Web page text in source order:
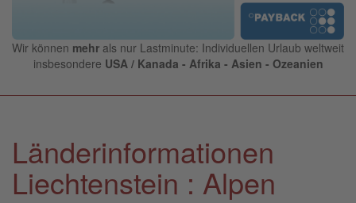
Wir können mehr als nur Lastminute: Individuellen Urlaub weltweit
insbesondere USA / Kanada - Afrika - Asien - Ozeanien
Länderinformationen
Liechtenstein : Alpen